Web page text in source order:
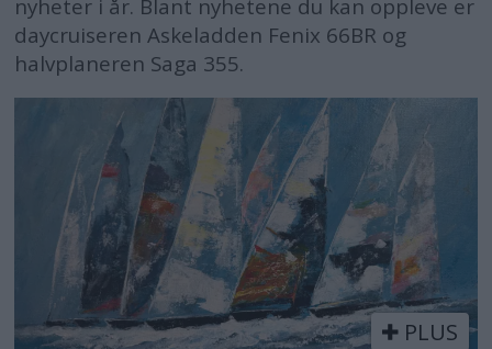
nyheter i år. Blant nyhetene du kan oppleve er
daycruiseren Askeladden Fenix 66BR og
halvplaneren Saga 355.
PLUS